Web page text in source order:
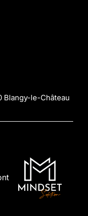
Blangy-le-Château